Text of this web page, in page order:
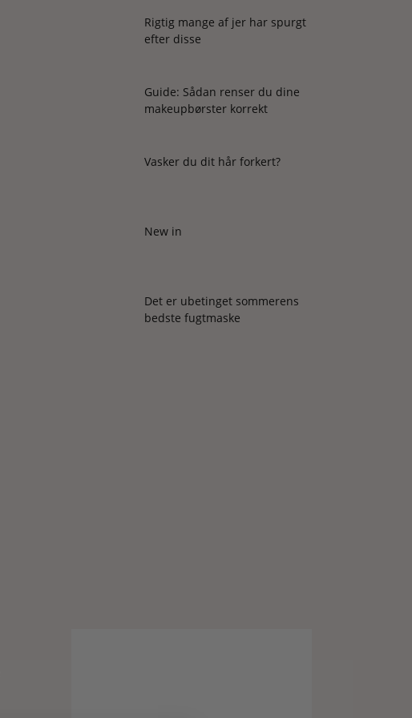
Rigtig mange af jer har spurgt
efter disse
Guide: Sådan renser du dine
makeupbørster korrekt
Vasker du dit hår forkert?
New in
Det er ubetinget sommerens
bedste fugtmaske